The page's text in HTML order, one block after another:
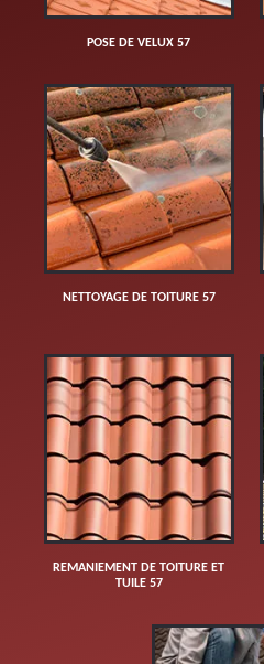
POSE DE VELUX 57
NETTOYAGE DE TOITURE 57
REMANIEMENT DE TOITURE ET
TUILE 57